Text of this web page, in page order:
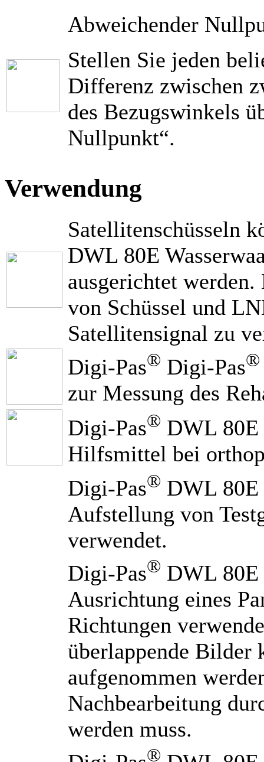
Abweichender
Stellen Sie jeden
Differenz zwischen
des Bezugswinkels
Nullpunkt“.
Verwendung
Satellitenschüsseln
DWL 80E
ausgerichtet
von Schüssel und
Satellitensignal zu
Digi-Pas® Digi-Pas®
zur Messung des
Digi-Pas® DWL
Hilfsmittel bei
Digi-Pas® DWL
Aufstellung von
verwendet.
Digi-Pas® DWL 80E
Ausrichtung eines
Richtungen
überlappende Bilder
aufgenommen
Nachbearbeitung
werden muss.
®